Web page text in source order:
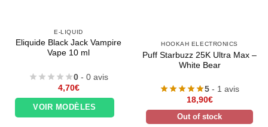
E-LIQUID
Eliquide Black Jack Vampire
Vape 10 ml
0 - 0 avis
4,70€
VOIR MODÈLES
HOOKAH ELECTRONICS
Puff Starbuzz 25K Ultra Max –
White Bear
5 - 1 avis
18,90€
Out of stock